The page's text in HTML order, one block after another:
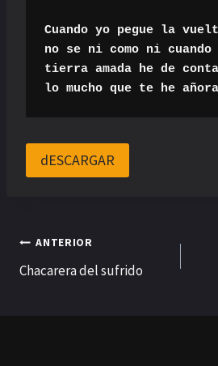
Cuando yo pegue la
no se ni como ni cuando
tierra amada he de
lo mucho que te he
dESCARGAR
Navegación
de
ANTERIOR
Chacarera del sufrido